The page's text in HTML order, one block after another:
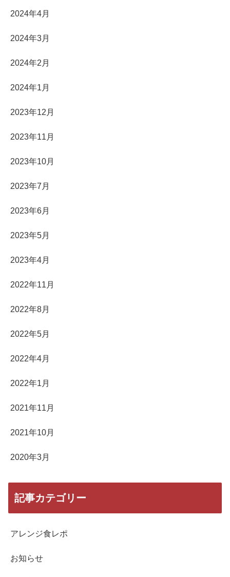
2024年4月
2024年3月
2024年2月
2024年1月
2023年12月
2023年11月
2023年10月
2023年7月
2023年6月
2023年5月
2023年4月
2022年11月
2022年8月
2022年5月
2022年4月
2022年1月
2021年11月
2021年10月
2020年3月
記事カテゴリー
アレンジ食レポ
お知らせ